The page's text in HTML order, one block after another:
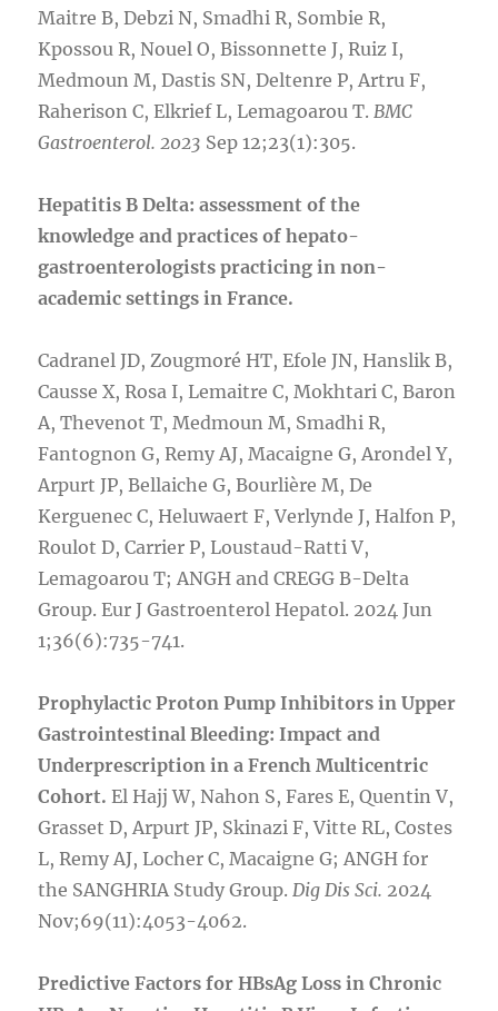
Maitre B, Debzi N, Smadhi R, Sombie R,
Kpossou R, Nouel O, Bissonnette J, Ruiz I,
Medmoun M, Dastis SN, Deltenre P, Artru F,
Raherison C, Elkrief L, Lemagoarou T.BMC
Gastroenterol. 2023 Sep 12;23(1):305.
Hepatitis B Delta: assessment of the
knowledge and practices of hepato-
gastroenterologists practicing in non-
academic settings in France.
Cadranel JD, Zougmoré HT, Efole JN, Hanslik B,
Causse X, Rosa I, Lemaitre C, Mokhtari C, Baron
A, Thevenot T, Medmoun M, Smadhi R,
Fantognon G, Remy AJ, Macaigne G, Arondel Y,
Arpurt JP, Bellaiche G, Bourlière M, De
Kerguenec C, Heluwaert F, Verlynde J, Halfon P,
Roulot D, Carrier P, Loustaud-Ratti V,
Lemagoarou T; ANGH and CREGG B-Delta
Group. Eur J Gastroenterol Hepatol. 2024 Jun
1;36(6):735-741.
Prophylactic Proton Pump Inhibitors in Upper
Gastrointestinal Bleeding: Impact and
Underprescription in a French Multicentric
Cohort.El Hajj W, Nahon S, Fares E, Quentin V,
Grasset D, Arpurt JP, Skinazi F, Vitte RL, Costes
L, Remy AJ, Locher C, Macaigne G; ANGH for
the SANGHRIA Study Group.Dig Dis Sci. 2024
Nov;69(11):4053-4062.
Predictive Factors for HBsAg Loss in Chronic